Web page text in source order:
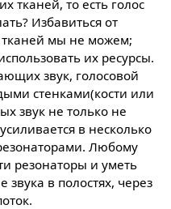
тканей, то есть голос
Избавиться от
мы не можем;
их ресурсы.
звук, голосовой
стенками(кости или
звук не только не
в несколько
Любому
резонаторы и уметь
в полостях, через